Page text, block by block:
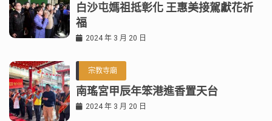
白沙屯媽祖抵彰化 王惠美接駕獻花祈
福
2024 年 3 月 20 日
宗教寺廟
南瑤宮甲辰年笨港進香置天台
2024 年 3 月 20 日